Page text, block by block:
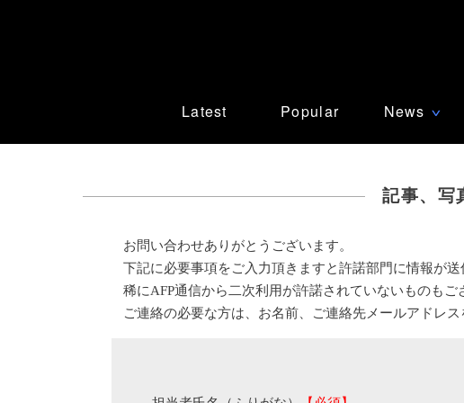
Latest Popular News ∨
記事、写
お問い合わせありがとうございます。
下記に必要事項をご入力頂きますと許諾部門に情報が
稀にAFP通信から二次利用が許諾されていないものもご
ご連絡の必要な方は、お名前、ご連絡先メールアドレ